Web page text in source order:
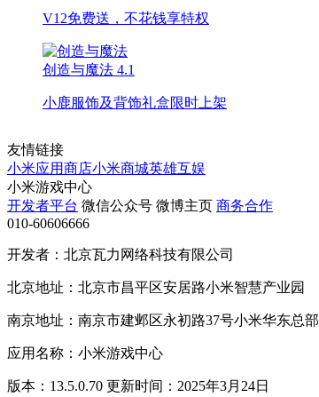
V12免费送，不花钱享特权
创造与魔法 4.1
小鹿服饰及背饰礼盒限时上架
友情链接
小米应用商店小米商城英雄互娱
小米游戏中心
开发者平台 微信公众号 微博主页 商务合作
010-60606666
开发者：北京瓦力网络科技有限公司
北京地址：北京市昌平区安居路小米智慧产业园
南京地址：南京市建邺区永初路37号小米华东总部
应用名称：小米游戏中心
版本：13.5.0.70 更新时间：2025年3月24日